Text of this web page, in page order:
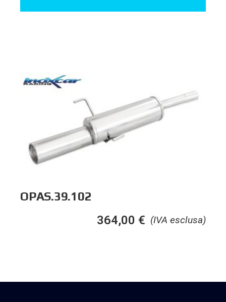
OPAS.39.102
(IVA esclusa)
364,00 €